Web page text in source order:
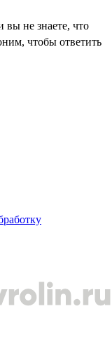
не знаете, что
чтобы ответить